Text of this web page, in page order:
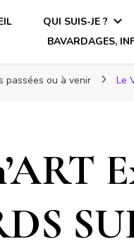
QUI SUIS-JE ?
BAVARDAGES,
passées ou à venir Le